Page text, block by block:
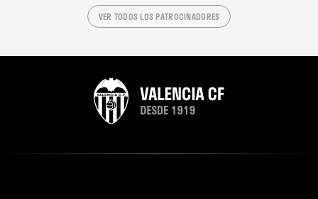
VER TODOS LOS PATROCINADORES